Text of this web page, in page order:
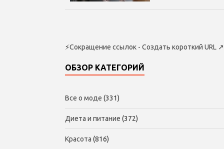
⚡Сокращение ссылок - Создать короткий URL ↗
ОБЗОР КАТЕГОРИЙ
Все о моде (331)
Диета и питание (372)
Красота (816)